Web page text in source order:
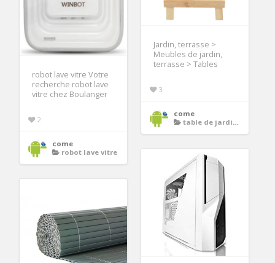
Jardin, terrasse >
Meubles de jardin,
terrasse > Tables
3
come
table de jardin en bois pliante
robot lave vitre Votre
recherche robot lave
vitre chez Boulanger
2
come
robot lave vitre